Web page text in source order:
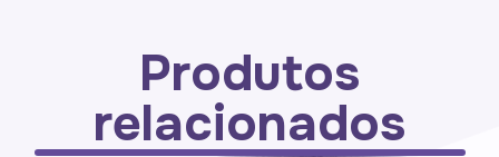
Produtos
relacionados